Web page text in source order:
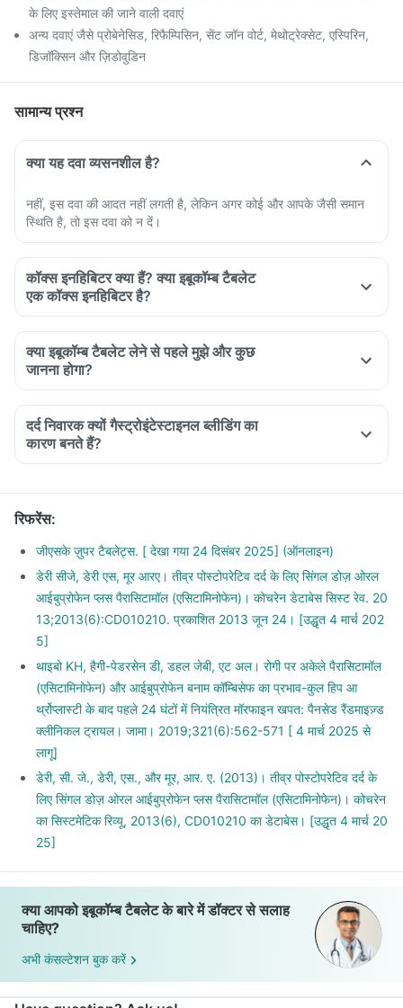
के लिए इस्तेमाल की जाने वाली दवाएं
अन्य दवाएं जैसे प्रोबेनेसिड, रिफैम्पिसिन, सेंट जॉन वोर्ट, मेथोट्रेक्सेट, एस्पिरिन,
डिजॉक्सिन और ज़िडोवुडिन
सामान्य प्रश्न
क्या यह दवा व्यसनशील है?
नहीं, इस दवा की आदत नहीं लगती है, लेकिन अगर कोई और आपके जैसी समान
स्थिति है, तो इस दवा को न दें।
कॉक्स इनहिबिटर क्या हैं? क्या इबूकॉम्ब टैबलेट
एक कॉक्स इनहिबिटर है?
क्या इबूकॉम्ब टैबलेट लेने से पहले मुझे और कुछ
जानना होगा?
दर्द निवारक क्यों गैस्ट्रोइंटेस्टाइनल ब्लीडिंग का
कारण बनते हैं?
रिफरेंस:
जीएसके ज़ुपर टैबलेट्स. [ देखा गया 24 दिसंबर 2025] (ऑनलाइन)
डेरी सीजे, डेरी एस, मूर आरए। तीव्र पोस्टोपरेटिव दर्द के लिए सिंगल डोज़ ओरल
आईबुप्रोफेन प्लस पैरासिटामॉल (एसिटामिनोफेन)। कोचरेन डेटाबेस सिस्ट रेव. 20
13;2013(6):CD010210. प्रकाशित 2013 जून 24। [उद्धृत 4 मार्च 202
5]
थाइबो KH, हैगी-पेडरसेन डी, डहल जेबी, एट अल। रोगी पर अकेले पैरासिटामॉल
(एसिटामिनोफेन) और आईबुप्रोफेन बनाम कॉम्बिसेफ का प्रभाव-कुल हिप आ
र्थ्रोप्लास्टी के बाद पहले 24 घंटों में नियंत्रित मॉरफाइन खपत: पैनसेड रैंडमाइज़्ड
क्लीनिकल ट्रायल। जामा। 2019;321(6):562-571 [ 4 मार्च 2025 से
लागू]
डेरी, सी. जे., डेरी, एस., और मूर, आर. ए. (2013)। तीव्र पोस्टोपरेटिव दर्द के
लिए सिंगल डोज़ ओरल आईबुप्रोफेन प्लस पैरासिटामॉल (एसिटामिनोफेन)। कोचरेन
का सिस्टमेटिक रिव्यू, 2013(6), CD010210 का डेटाबेस। [उद्धृत 4 मार्च 20
25]
क्या आपको इबूकॉम्ब टैबलेट के बारे में डॉक्टर से सलाह
चाहिए?
अभी कंसल्टेशन बुक करें